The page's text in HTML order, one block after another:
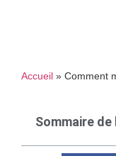
Accueil » Comment
Sommaire